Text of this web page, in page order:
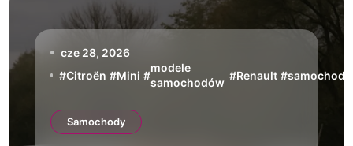
cze 28, 2026
#Citroën #Mini #
modele
samochodów
#Renault #samochody
Samochody